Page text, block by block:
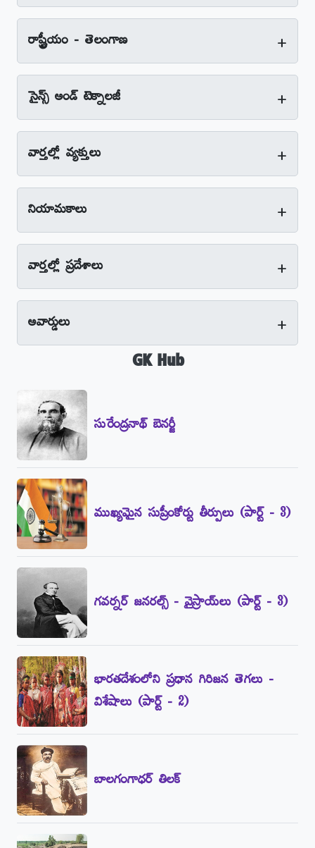
రాష్ట్రీయం - తెలంగాణ +
సైన్స్‌ అండ్‌ టెక్నాలజీ +
వార్తల్లో వ్యక్తులు +
నియామకాలు +
వార్తల్లో ప్రదేశాలు +
అవార్డులు +
GK Hub
సురేంద్రనాథ్‌ బెనర్జీ
ముఖ్యమైన సుప్రీంకోర్టు తీర్పులు (పార్ట్‌ - 3)
గవర్నర్‌ జనరల్స్‌ - వైస్రాయ్‌లు (పార్ట్‌ - 3)
భారతదేశంలోని ప్రధాన గిరిజన తెగలు -
విశేషాలు (పార్ట్‌ - 2)
బాలగంగాధర్‌ తిలక్‌